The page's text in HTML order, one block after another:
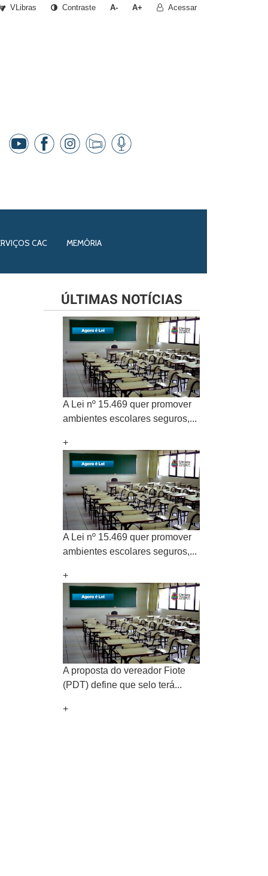
VLibras Contraste A- A+ Acessar
CAC MEMÓRIA
ÚLTIMAS NOTÍCIAS
A Lei nº 15.469 quer promover
ambientes escolares seguros,...
+
A Lei nº 15.469 quer promover
ambientes escolares seguros,...
+
A proposta do vereador Fiote
(PDT) define que selo terá...
+